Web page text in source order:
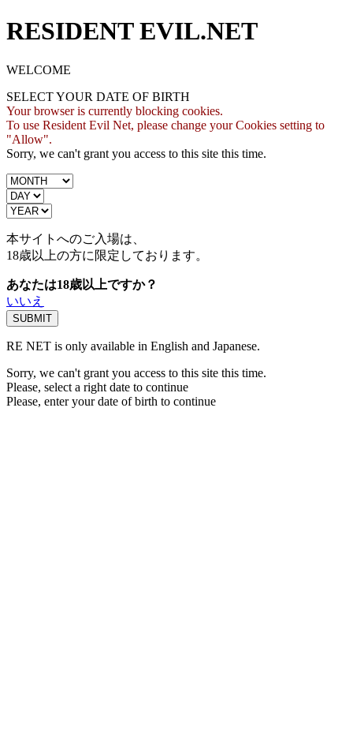
RESIDENT EVIL.NET
WELCOME
SELECT YOUR DATE OF BIRTH
Your browser is currently blocking cookies.
To use Resident Evil Net, please change your Cookies setting to
"Allow".
Sorry, we can't grant you access to this site this time.
本サイトへのご入場は、
18歳以上の方に限定しております。
あなたは18歳以上ですか？
いいえ
RE NET is only available in English and Japanese.
Sorry, we can't grant you access to this site this time.
Please, select a right date to continue
Please, enter your date of birth to continue